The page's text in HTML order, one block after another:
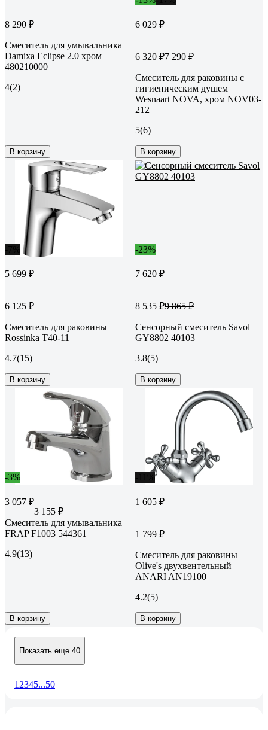
8 290 ₽
Смеситель для умывальника
Damixa Eclipse 2.0 хром
480210000
4(2)
В корзину
6 029 ₽
6 320 ₽7 290 ₽
Смеситель для раковины с
гигиеническим душем
Wesnaart NOVA, хром NOV03-
212
5(6)
В корзину
5 699 ₽
6 125 ₽
Смеситель для раковины
Rossinka T40-11
4.7(15)
В корзину
-23%
7 620 ₽
8 535 ₽9 865 ₽
Сенсорный смеситель Savol
GY8802 40103
3.8(5)
В корзину
-3%
3 057 ₽
3 155 ₽
Смеситель для умывальника
FRAP F1003 544361
4.9(13)
В корзину
1 605 ₽
1 799 ₽
Смеситель для раковины
Olive's двухвентельный
ANARI AN19100
4.2(5)
В корзину
Показать еще 40
1 2345...50